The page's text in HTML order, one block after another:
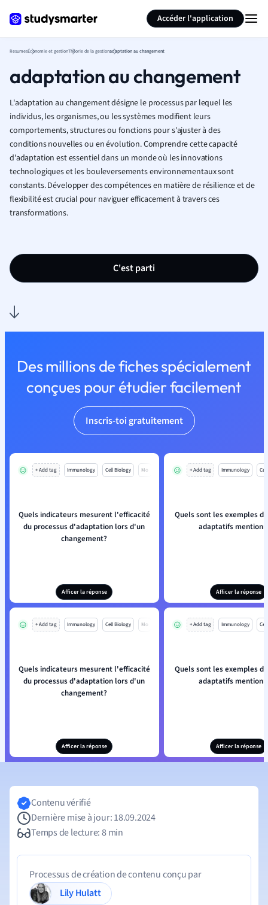
Accéder l'application
ResumesÉconomie et gestionThéorie de la gestionadaptation au changement
adaptation au changement
L'adaptation au changement désigne le processus par lequel les
individus, les organismes, ou les systèmes modifient leurs
comportements, structures ou fonctions pour s'ajuster à des
conditions nouvelles ou en évolution. Comprendre cette capacité
d'adaptation est essentiel dans un monde où les innovations
technologiques et les bouleversements environnementaux sont
constants. Développer des compétences en matière de résilience et de
flexibilité est crucial pour naviguer efficacement à travers ces
transformations.
C'est parti
Des millions de fiches spécialement
conçues pour étudier facilement
Inscris-toi gratuitement
+ Add tag Immunology Cell Biology Mo
Quels indicateurs mesurent l'efficacité
du processus d'adaptation lors d'un
changement?
Afficer la réponse
+ Add tag Immunology
Quels sont les exemples
adaptatifs
Afficer la réponse
+ Add tag Immunology Cell Biology Mo
Quels indicateurs mesurent l'efficacité
du processus d'adaptation lors d'un
changement?
Afficer la réponse
+ Add tag Immunology
Quels sont les exemples
adaptatifs
Afficer la réponse
Résumer la page
Contenu vérifié
Dernière mise à jour: 18.09.2024
Temps de lecture: 8 min
Processus de création de contenu conçu par
Lily Hulatt